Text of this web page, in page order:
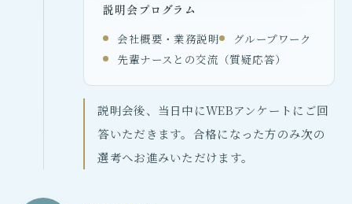
説明会プログラム
会社概要・業務説明
グループワーク
先輩ナースとの交流（質疑応答）
説明会後、当日中にWEBアンケートにご回
答いただきます。合格になった方のみ次の
選考へお進みいただけます。